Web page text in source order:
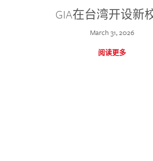
GIA在台湾开设新
March 31, 2026
阅读更多